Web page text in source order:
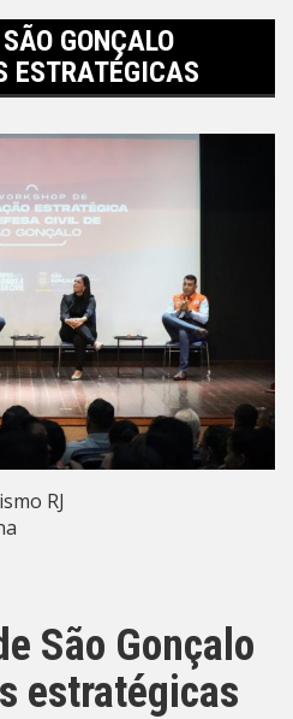
GONÇALO
ESTRATÉGICAS
RJ
São Gonçalo
estratégicas